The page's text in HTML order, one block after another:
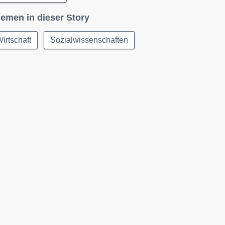
in dieser Story
Sozialwissenschaften